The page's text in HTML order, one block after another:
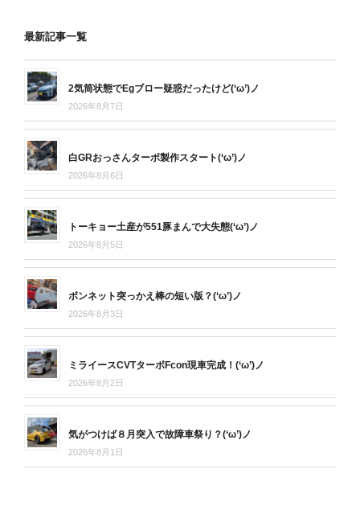
最新記事一覧
2気筒状態でEgブロー疑惑だったけど(‘ω’)ノ
2026年8月7日
白GRおっさんターボ製作スタート(‘ω’)ノ
2026年8月6日
トーキョー土産が551豚まんで大失態(‘ω’)ノ
2026年8月5日
ボンネット突っかえ棒の短い版？(‘ω’)ノ
2026年8月3日
ミライースCVTターボFcon現車完成！(‘ω’)ノ
2026年8月2日
気がつけば８月突入で故障車祭り？(‘ω’)ノ
2026年8月1日